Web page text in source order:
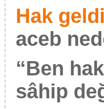
Hak
aceb
“Ben
sâhip